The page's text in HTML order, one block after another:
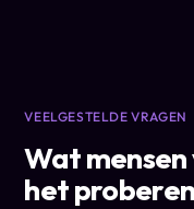
VEELGESTELDE VRAGEN
Wat
het